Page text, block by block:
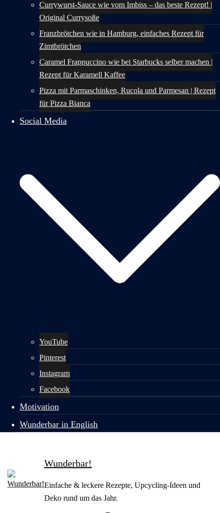
Currywurst-Sauce wie vom Imbiss – das beste Rezept! |
Original Currysoße
Franzbrötchen wie in Hamburg, einfaches Rezept für
Zimtbrötchen
Caramel Frappuccino wie bei Starbucks selber machen |
Rezept für Karamell Kaffee
Pizza mit Parmaschinken, Rucola und Parmesan | Rezept
für Pizza Bianca
Social Media
YouTube
Pinterest
Instagram
Facebook
Motivation
Wunderbar in English
Wunderbar!
Einfache & leckere Rezepte, Upcycling-Ideen und
Deko rund um das Jahr.